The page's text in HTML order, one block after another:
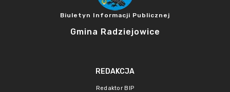
Biuletyn Informacji Publicznej
Gmina Radziejowice
REDAKCJA
Redaktor BIP